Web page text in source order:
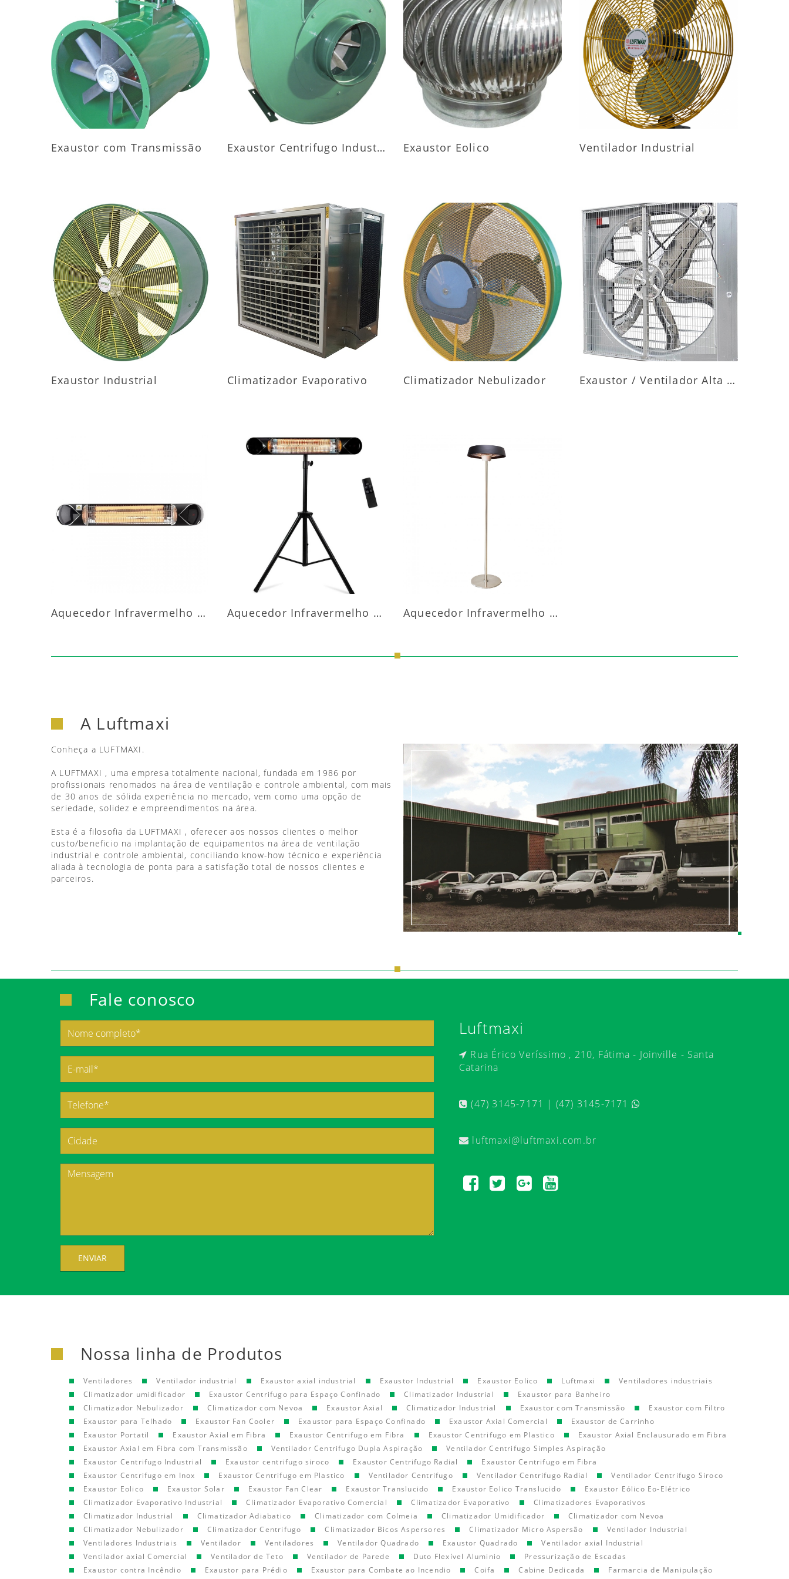
MAIS INFORMAÇÕES
Exaustor com Transmissão
MAIS INFORMAÇÕES
Exaustor Centrifugo Industrial
MAIS INFORMAÇÕES
Exaustor Eolico
MAIS INFORMAÇÕES
Ventilador Industrial
MAIS INFORMAÇÕES
Exaustor Industrial
MAIS INFORMAÇÕES
Climatizador Evaporativo
MAIS INFORMAÇÕES
Climatizador Nebulizador
MAIS INFORMAÇÕES
Exaustor / Ventilador Alta Vazão
MAIS INFORMAÇÕES
Aquecedor Infravermelho Parede
MAIS INFORMAÇÕES
Aquecedor Infravermelho Pedestal Aquecedor Infravermelho Pedestal Luft-20000
A Luftmaxi
Conheça a LUFTMAXI.
A LUFTMAXI , uma empresa totalmente nacional, fundada em 1986 por
profissionais renomados na área de ventilação e controle ambiental, com mais
de 30 anos de sólida experiência no mercado, vem como uma opção de
seriedade, solidez e empreendimentos na área.
Esta é a filosofia da LUFTMAXI , oferecer aos nossos clientes o melhor
custo/beneficio na implantação de equipamentos na área de ventilação
industrial e controle ambiental, conciliando know-how técnico e experiência
aliada à tecnologia de ponta para a satisfação total de nossos clientes e
parceiros.
Fale conosco
ENVIAR
Luftmaxi
Rua Érico Veríssimo , 210, Fátima - Joinville - Santa
Catarina
(47) 3145-7171 | (47) 3145-7171
luftmaxi@luftmaxi.com.br
Nossa linha de Produtos
Ventiladores Ventilador industrial Exaustor axial industrial Exaustor Industrial Exaustor Eolico Luftmaxi
Ventiladores industriais
Climatizador umidificador
Exaustor Centrifugo para Espaço Confinado Climatizador Industrial
Exaustor para Banheiro
Climatizador Nebulizador
Climatizador com Nevoa Exaustor Axial Climatizador Industrial Exaustor com Transmissão
Exaustor com Filtro
Exaustor para Telhado
Exaustor Fan Cooler Exaustor para Espaço Confinado Exaustor Axial Comercial
Exaustor de Carrinho
Exaustor Portatil
Exaustor Axial em Fibra Exaustor Centrifugo em Fibra Exaustor Centrifugo em Plastico
Exaustor Axial Enclausurado em Fibra
Exaustor Axial em Fibra com Transmissão
Ventilador Centrifugo Dupla Aspiração
Ventilador Centrifugo Simples Aspiração
Exaustor Centrifugo Industrial
Exaustor centrifugo siroco Exaustor Centrifugo Radial
Exaustor Centrifugo em Fibra
Exaustor Centrifugo em Inox
Exaustor Centrifugo em Plastico Ventilador Centrifugo Ventilador Centrifugo Radial
Ventilador Centrifugo Siroco
Exaustor Eolico
Exaustor Solar Exaustor Fan Clear Exaustor Translucido Exaustor Eolico Translucido
Exaustor Eólico Eo-Elétrico
Climatizador Evaporativo Industrial
Climatizador Evaporativo Comercial Climatizador Evaporativo
Climatizadores Evaporativos
Climatizador Industrial
Climatizador Adiabatico Climatizador com Colmeia Climatizador Umidificador
Climatizador com Nevoa
Climatizador Nebulizador
Climatizador Centrifugo Climatizador Bicos Aspersores Climatizador Micro Aspersão
Ventilador Industrial
Ventiladores Industriais
Ventilador Ventiladores Ventilador Quadrado Exaustor Quadrado
Ventilador axial Industrial
Ventilador axial Comercial
Ventilador de Teto Ventilador de Parede Duto Flexível Aluminio
Pressurização de Escadas
Exaustor contra Incêndio
Exaustor para Prédio Exaustor para Combate ao Incendio Coifa Cabine Dedicada
Farmarcia de Manipulação